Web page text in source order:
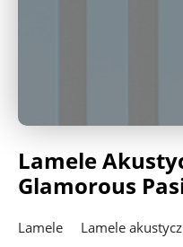
Lamele
Glamorous
Lamele Lamele